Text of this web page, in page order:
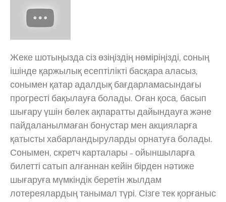
Жеке шотыңызда сіз өзіңіздің нөміріңізді, соның
ішінде қаржылық есептілікті басқара аласыз,
сонымен қатар адалдық бағдарламасындағы
прогресті бақылауға болады. Оған қоса, басып
шығару үшін бөлек ақпаратты дайындауға және
пайдаланылмаған бонустар мен акцияларға
қатысты хабарландыруларды орнатуға болады.
Сонымен, скретч карталары – ойыншыларға
билетті сатып алғаннан кейін бірден нәтиже
шығаруға мүмкіндік беретін жылдам
лотереялардың танымал түрі. Сізге тек қорғаныс